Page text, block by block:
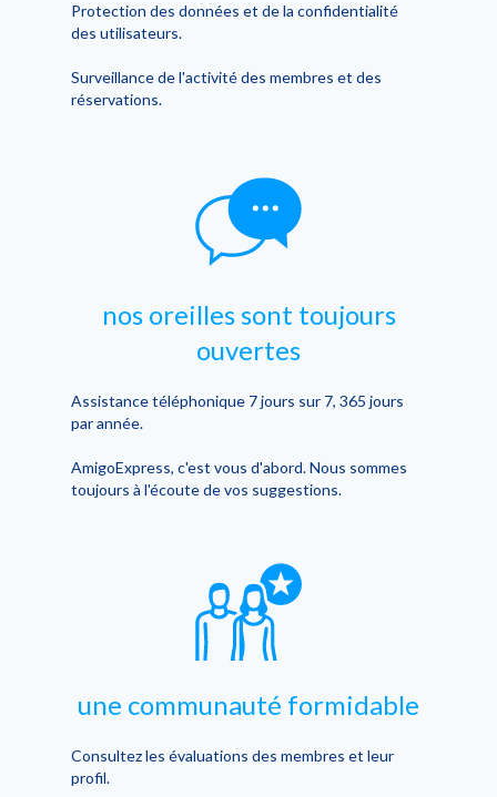
Protection des données et de la confidentialité
des utilisateurs.
Surveillance de l'activité des membres et des
réservations.
nos oreilles sont toujours
ouvertes
Assistance téléphonique 7 jours sur 7, 365 jours
par année.
AmigoExpress, c'est vous d'abord. Nous sommes
toujours à l'écoute de vos suggestions.
une communauté formidable
Consultez les évaluations des membres et leur
profil.